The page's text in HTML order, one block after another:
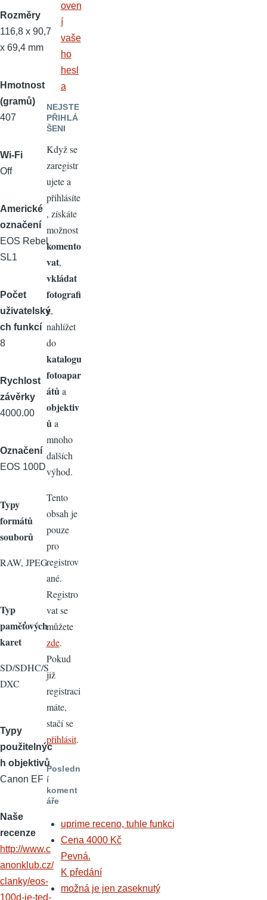
Rozměry
116,8 x 90,7
x 69,4 mm
Hmotnost
(gramů)
407
Wi-Fi
Off
Americké
označení
EOS Rebel
SL1
Počet
uživatelský
ch funkcí
8
Rychlost
závěrky
4000.00
Označení
EOS 100D
Typy
formátů
souborů
RAW, JPEG
Typ
paměťových
karet
SD/SDHC/S
DXC
Typy
použitelnýc
h objektivů
Canon EF
Naše
recenze
http://www.c
anonklub.cz/
clanky/eos-
100d-je-ted-
oven
í
vaše
ho
hesl
a
NEJSTE
PŘIHLÁ
ŠENI
Když se
zaregistr
ujete a
přihlásíte
, získáte
možnost
komento
vat,
vkládat
fotografi
e,
nahlížet
do
katalogu
fotoapar
átů a
objektiv
ů a
mnoho
dalších
výhod.
Tento
obsah je
pouze
pro
registrov
ané.
Registro
vat se
můžete
zde.
Pokud
již
registraci
máte,
stačí se
přihlásit.
Posledn
í
koment
áře
uprime receno, tuhle funkci
Cena 4000 Kč
Pevná.
K předání
možná je jen zaseknutý